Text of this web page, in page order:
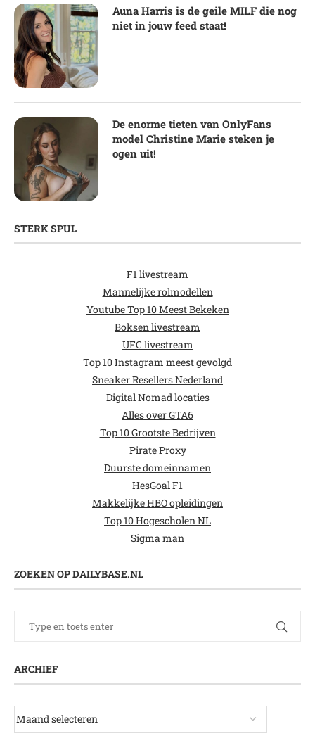
Auna Harris is de geile MILF die nog
niet in jouw feed staat!
De enorme tieten van OnlyFans
model Christine Marie steken je
ogen uit!
STERK SPUL
F1 livestream
Mannelijke rolmodellen
Youtube Top 10 Meest Bekeken
Boksen livestream
UFC livestream
Top 10 Instagram meest gevolgd
Sneaker Resellers Nederland
Digital Nomad locaties
Alles over GTA6
Top 10 Grootste Bedrijven
Pirate Proxy
Duurste domeinnamen
HesGoal F1
Makkelijke HBO opleidingen
Top 10 Hogescholen NL
Sigma man
ZOEKEN OP DAILYBASE.NL
ARCHIEF